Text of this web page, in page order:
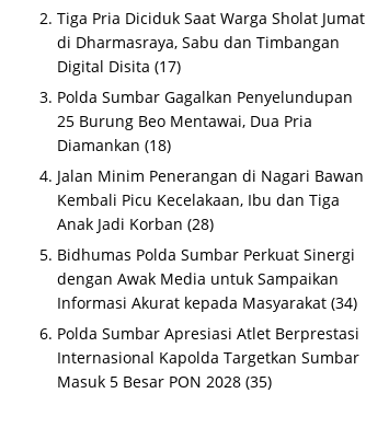
Tiga Pria Diciduk Saat Warga Sholat Jumat
di Dharmasraya, Sabu dan Timbangan
Digital Disita (17)
Polda Sumbar Gagalkan Penyelundupan
25 Burung Beo Mentawai, Dua Pria
Diamankan (18)
Jalan Minim Penerangan di Nagari Bawan
Kembali Picu Kecelakaan, Ibu dan Tiga
Anak Jadi Korban (28)
Bidhumas Polda Sumbar Perkuat Sinergi
dengan Awak Media untuk Sampaikan
Informasi Akurat kepada Masyarakat (34)
Polda Sumbar Apresiasi Atlet Berprestasi
Internasional Kapolda Targetkan Sumbar
Masuk 5 Besar PON 2028 (35)